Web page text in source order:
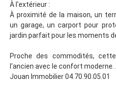
À l'extérieur :
À proximité de la maison, un
un garage, un carport pour
jardin parfait pour les moments
Proche des commodités,
l'ancien avec le confort
Jouan Immobilier 04.70.90.05.01